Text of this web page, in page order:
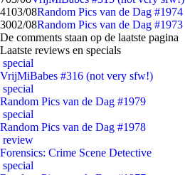
4103/08Random Pics van de Dag #1974
3002/08Random Pics van de Dag #1973
De comments staan op de laatste pagina
Laatste reviews en specials
special
VrijMiBabes #316 (not very sfw!)
special
Random Pics van de Dag #1979
special
Random Pics van de Dag #1978
review
Forensics: Crime Scene Detective
special